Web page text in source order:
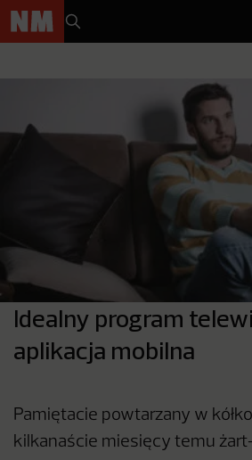
Idealny program
aplikacja mobilna
Pamiętacie powtarzany w
kilkanaście miesięcy temu